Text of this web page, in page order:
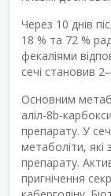
Через 10 днів
18 % та 72 %
фекаліями
сечі становив
Основним
аліл-8b-
препарату. У
метаболіти,
препарату.
пригнічення